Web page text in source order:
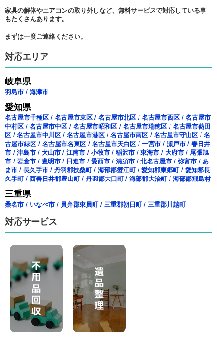
家具の解体やエアコンの取り外しなど、無料サービスで対応している事
もたくさんあります。
まずは一度ご連絡ください。
対応エリア
岐阜県
羽島市 / 海津市
愛知県
名古屋市千種区 / 名古屋市東区 / 名古屋市北区 / 名古屋市西区 / 名古屋市
中村区 / 名古屋市中区 / 名古屋市昭和区 / 名古屋市瑞穂区 / 名古屋市熱田
区 / 名古屋市中川区 / 名古屋市港区 / 名古屋市南区 / 名古屋市守山区 / 名
古屋市緑区 / 名古屋市名東区 / 名古屋市天白区 / 一宮市 / 瀬戸市 / 春日井
市 / 津島市 / 犬山市 / 江南市 / 小牧市 / 稲沢市 / 東海市 / 大府市 / 尾張旭
市 / 岩倉市 / 豊明市 / 日進市 / 愛西市 / 清須市 / 北名古屋市 / 弥富市 / あ
ま市 / 長久手市 / 丹羽郡扶桑町/ 海部郡蟹江町/ 愛知郡東郷町/ 愛知郡長
久手町/ 西春日井郡豊山町/ 丹羽郡大口町/ 海部郡大治町/ 海部郡飛島村
三重県
桑名市 / いなべ市 / 員弁郡東員町/ 三重郡朝日町/ 三重郡川越町
対応サービス